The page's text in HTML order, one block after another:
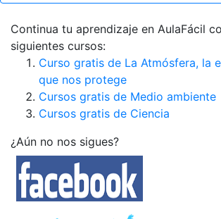
Continua tu aprendizaje en AulaFácil
siguientes cursos:
Curso gratis de La Atmósfera, la
que nos protege
Cursos gratis de Medio ambiente
Cursos gratis de Ciencia
¿Aún no nos sigues?